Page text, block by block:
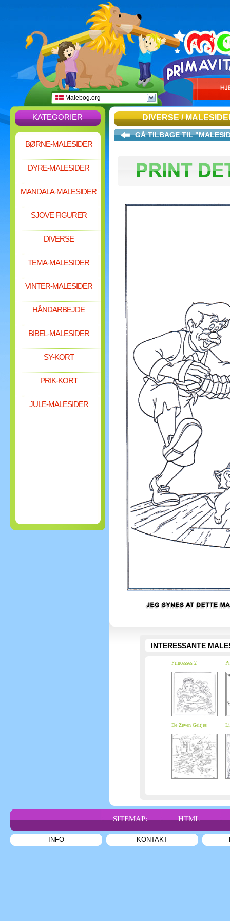
Malebog.org
KATEGORIER
BØRNE-MALESIDER
DYRE-MALESIDER
MANDALA-MALESIDER
SJOVE FIGURER
DIVERSE
TEMA-MALESIDER
VINTER-MALESIDER
HÅNDARBEJDE
BIBEL-MALESIDER
SY-KORT
PRIK-KORT
JULE-MALESIDER
DIVERSE/
GÅ TILBAGE TIL
INTERESSANTE
Princesses 2
De Zeven Geitjes
SITEMAP: HTML
INFO KONTAKT